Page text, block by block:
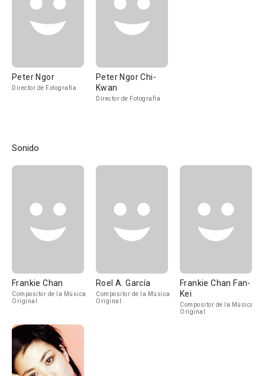
Peter Ngor
Director de Fotografía
Peter Ngor Chi-
Kwan
Director de Fotografía
Sonido
Frankie Chan
Compositor de la Música
Original
Roel A. García
Compositor de la Música
Original
Frankie Chan Fan-
Kei
Compositor de la Música
Original